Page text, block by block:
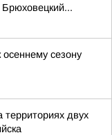
Брюховецкий...
осеннему сезону
двух